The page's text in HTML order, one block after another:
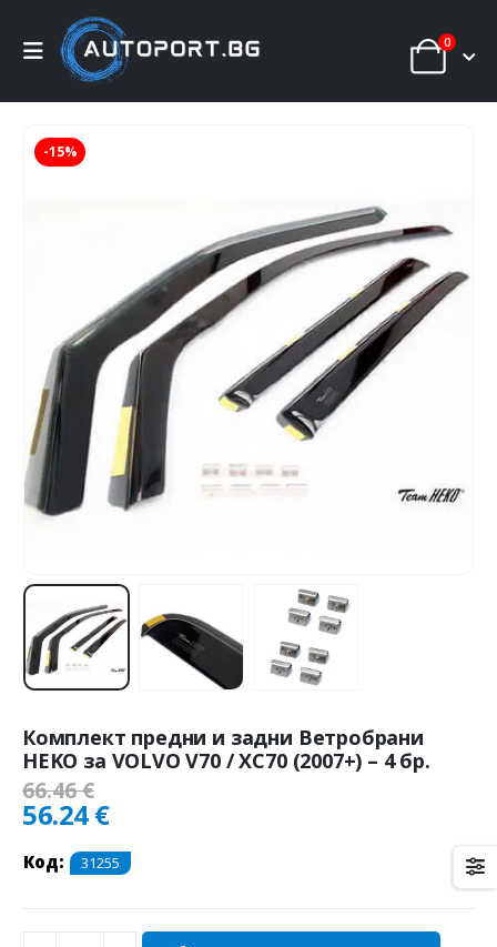
0
-15%
Комплект предни и задни Ветробрани
HEKO за VOLVO V70 / XC70 (2007+) – 4 бр.
66.46€
56.24€
Код: 31255